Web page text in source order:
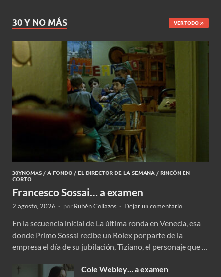
30 Y NO MÁS VER TODO
30YNOMÁS / A FONDO / EL DIRECTOR DE LA SEMANA / RINCÓN EN
CORTO
Francesco Sossai… a examen
2 agosto, 2026 - por Rubén Collazos - Dejar un comentario
En la secuencia inicial de La última ronda en Venecia, esa
donde Primo Sossai recibe un Rolex por parte de la
empresa el día de su jubilación, Tiziano, el personaje que …
Cole Webley… a examen